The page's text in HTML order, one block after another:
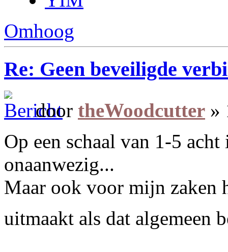
Omhoog
Re: Geen beveiligde
door theWoodcutter »
Op een schaal van 1-5
onaanwezig...
Maar ook voor mijn zaken
uitmaakt als dat algemeen